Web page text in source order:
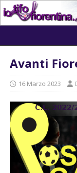
Avanti
16 Marzo 2023